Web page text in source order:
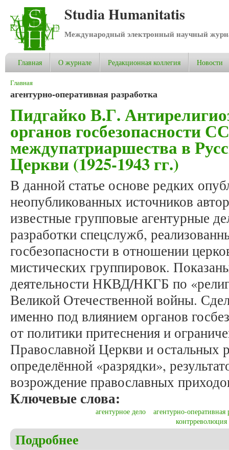
Studia Humanitatis
Международный электронный научный
Главная О журнале Редакционная коллегия Новости
Вы здесь
Главная
агентурно-оперативная разработка
Пидгайко В.Г.
органов госбезопасности
междупатриаршества в
Церкви (1925-1943 гг.)
В данной статье основе редких
неопубликованных источников
известные групповые агентурные
разработки спецслужб,
госбезопасности в отношении
мистических группировок.
деятельности НКВД/НКГБ по
Великой Отечественной войны.
именно под влиянием органов
от политики притеснения и
Православной Церкви и остальных
определённой «разрядки»,
возрождение православных
Ключевые слова:
агентурное дело
агентурно-оперативная
контрреволюция
Подробнее